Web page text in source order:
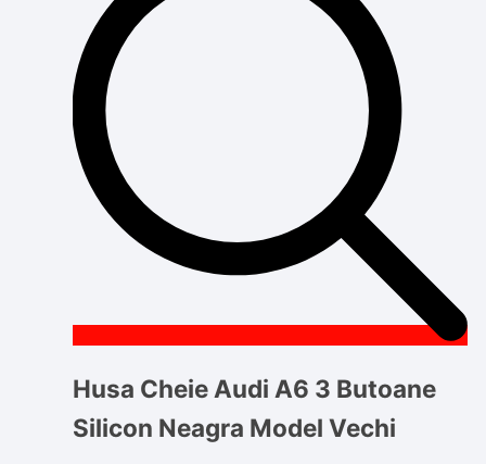
Husa Cheie Audi A6 3 Butoane
Silicon Neagra Model Vechi